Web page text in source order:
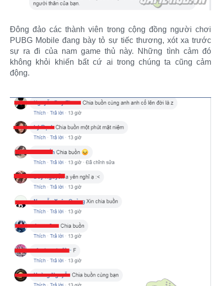
Đông đảo các thành viên trong cộng đồng người chơi
PUBG Mobile đang bày tỏ sự tiếc thương, xót xa trước
sự ra đi của nam game thủ này. Những tình cảm đó
không khỏi khiến bất cứ ai trong chúng ta cũng cảm
động.